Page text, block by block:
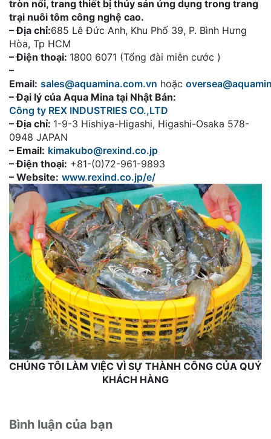
tròn nổi, trang thiết bị thủy sản ứng dụng trong trang
trại nuôi tôm công nghệ cao.
– Địa chỉ:685 Lê Đức Anh, Khu Phố 39, P. Bình Hưng
Hòa, Tp HCM
– Điện thoại: 1800 6071 (Tổng đài miễn cước )
–
Email: sales@aquamina.com.vn hoặc
– Đại lý của Aqua Mina tại Nhật Bản:
Công ty REX INDUSTRIES CO.,LTD
– Địa chỉ: 1-9-3 Hishiya-Higashi, Higashi-Osaka 578-
0948 JAPAN
– Email: kimakubo@rexind.co.jp
– Điện thoại: +81-(0)72-961-9893
– Website: www.rexind.co.jp/e/
CHÚNG TÔI LÀM VIỆC VÌ SỰ THÀNH CÔNG CỦA QUÝ
KHÁCH HÀNG
Bình luận của bạn